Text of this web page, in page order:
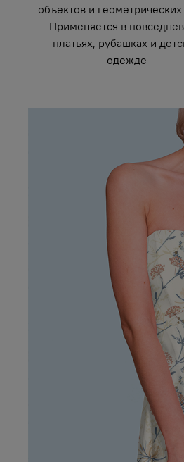
объектов и
Применяется в
платьях, рубашках и
одежде